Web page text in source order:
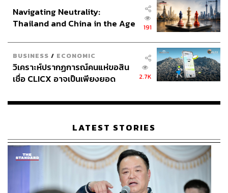
แต่ถ้าชอบอะไรที่เซอร์ไพรส์ ให้ถามหา Special Cocktail
ครั้งนี้บาร์เทนเดอร์ผสมวอดก้ากับไซรัปลิ้นจี่และ
คาราเมล ตามด้วยสไปรท์และน้ำมะนาว ให้รสชาติเบาๆ ดื่ม
เรื่อยๆ ตลอดทั้งคืนแบบสบาย
Navigating Neutrality:
Thailand and China in the Age
191
BUSINESS / ECONOMIC
วิเคราะห์ปรากฏการณ์คนแห่ขอสิน
เชื่อ CLICX อาจเป็นเพียงยอด
เรือนไทยที่ถูกซุกไว้
2.7K
LATEST STORIES